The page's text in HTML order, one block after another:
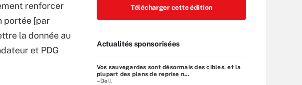
renforcer
portée [par
la donnée au
et PDG
Télécharger cette édition
Actualités sponsorisées
Vos sauvegardes sont désormais des cibles, et la
plupart des plans de reprise n...
–Dell